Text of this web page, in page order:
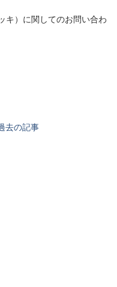
）に関してのお問い合わ
去の記事